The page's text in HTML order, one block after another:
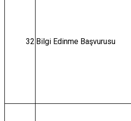
32 Bilgi Edinme Başvurusu